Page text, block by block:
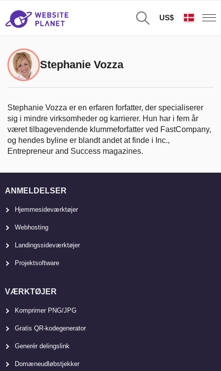
US$
Stephanie Vozza
Stephanie Vozza er en erfaren forfatter, der specialiserer
sig i mindre virksomheder og karrierer. Hun har i fem år
været tilbagevendende klummeforfatter ved FastCompany,
og hendes byline er blandt andet at finde i Inc.,
Entrepreneur and Success magazines.
ANMELDELSER
Hjemmesideværktøjer
Webhosting
Landingssideværktøjer
Projektsoftware
VÆRKTØJER
Komprimer PNG/JPG
Gratis QR-kodegenerator
Generér delingslink
Domæneudløbstjekker